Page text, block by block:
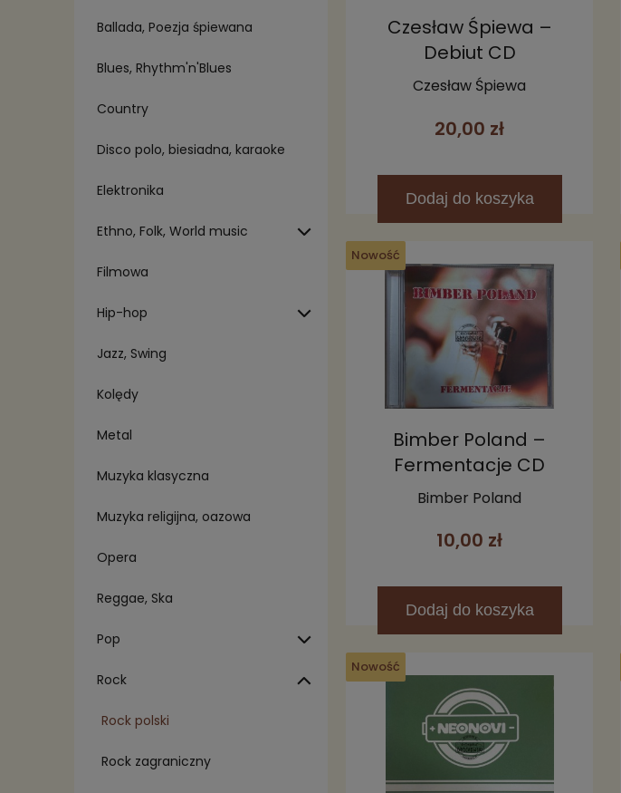
Ballada, Poezja śpiewana
Blues, Rhythm'n'Blues
Country
Disco polo, biesiadna, karaoke
Elektronika
Ethno, Folk, World music
Filmowa
Hip-hop
Jazz, Swing
Kolędy
Metal
Muzyka klasyczna
Muzyka religijna, oazowa
Opera
Reggae, Ska
Pop
Rock
Rock polski
Rock zagraniczny
Czesław Śpiewa –
Debiut CD
Czesław Śpiewa
20,00 zł
Dodaj do koszyka
Bimber Poland –
Fermentacje CD
Bimber Poland
10,00 zł
Dodaj do koszyka
Nowość
Nowość